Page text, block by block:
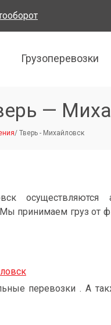
Грузоперевозки
—
/ Тверь - Михайловск
осуществляются
принимаем груз от
перевозки . А